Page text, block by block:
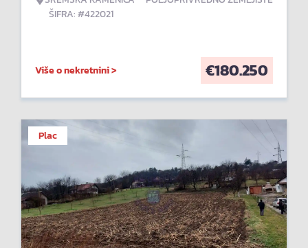
ŠIFRA: #422021
Više o nekretnini > €180.250
Plac